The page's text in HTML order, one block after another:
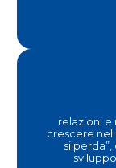
relazioni e
crescere nel
si